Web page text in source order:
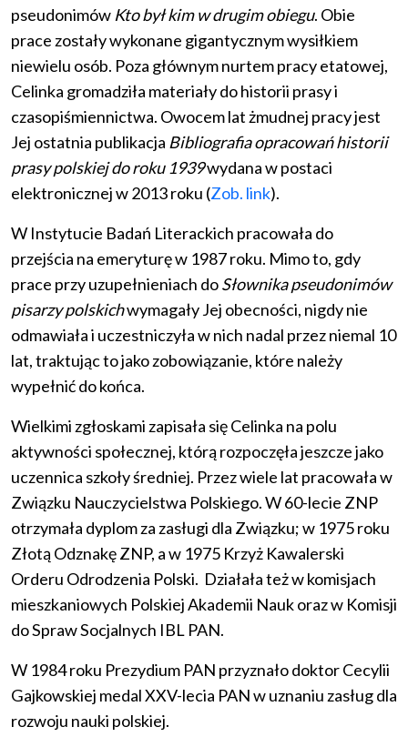
pseudonimów Kto był kim w drugim obiegu. Obie
prace zostały wykonane gigantycznym wysiłkiem
niewielu osób. Poza głównym nurtem pracy etatowej,
Celinka gromadziła materiały do historii prasy i
czasopiśmiennictwa. Owocem lat żmudnej pracy jest
Jej ostatnia publikacja Bibliografia opracowań historii
prasy polskiej do roku 1939wydana w postaci
elektronicznej w 2013 roku (Zob. link).
W Instytucie Badań Literackich pracowała do
przejścia na emeryturę w 1987 roku. Mimo to, gdy
prace przy uzupełnieniach doSłownika pseudonimów
pisarzy polskichwymagały Jej obecności, nigdy nie
odmawiała i uczestniczyła w nich nadal przez niemal 10
lat, traktując to jako zobowiązanie, które należy
wypełnić do końca.
Wielkimi zgłoskami zapisała się Celinka na polu
aktywności społecznej, którą rozpoczęła jeszcze jako
uczennica szkoły średniej. Przez wiele lat pracowała w
Związku Nauczycielstwa Polskiego. W 60-lecie ZNP
otrzymała dyplom za zasługi dla Związku; w 1975 roku
Złotą Odznakę ZNP, a w 1975 Krzyż Kawalerski
Orderu Odrodzenia Polski. Działała też w komisjach
mieszkaniowych Polskiej Akademii Nauk oraz w Komisji
do Spraw Socjalnych IBL PAN.
W 1984 roku Prezydium PAN przyznało doktor Cecylii
Gajkowskiej medal XXV-lecia PAN w uznaniu zasług dla
rozwoju nauki polskiej.